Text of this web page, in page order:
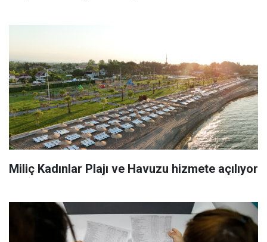
Miliç Kadınlar Plajı ve Havuzu hizmete açılıyor